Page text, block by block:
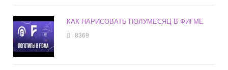
КАК НАРИСОВАТЬ ПОЛУМЕСЯЦ В ФИГМЕ
8369